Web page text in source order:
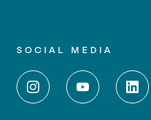
SOCIAL MEDIA